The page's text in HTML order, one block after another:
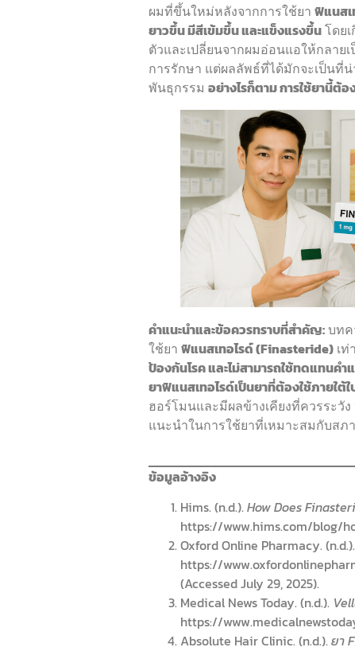
ผมที่ขึ้นใหม่หลังจากการใช้ยา ฟิแนส
ยาวขึ้น มีสีเข้มขึ้น และแข็งแรงขึ้นโดย
ตัวและเปลี่ยนจากผมอ่อนแอให้กลา
การรักษา แต่ผลลัพธ์ที่ได้มักจะเป็นที่
พันธุกรรม อย่างไรก็ตาม การใช้ยานี้ต้
คำแนะนำและข้อควรทราบที่สำคัญ:บท
ใช้ยา ฟิแนสเทอไรด์ (Finasteride) เ
ป้องกันโรค และไม่สามารถใช้ทดแทนค
ยาฟิแนสเทอไรด์เป็นยาที่ต้องใช้ภายใต้
ฮอร์โมนและมีผลข้างเคียงที่ควรระวั
แนะนำในการใช้ยาที่เหมาะสมกับส
ข้อมูลอ้างอิง
Hims. (n.d.). How Does
https://www.hims.com/blog/
Oxford Online Pharmacy. (n.d.).
https://
(Accessed July 29, 2025).
Medical News Today. (n.d.).
https://
Absolute Hair Clinic. (n.d.). ยา